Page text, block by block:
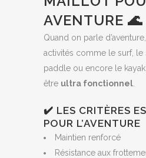
AVENTURE 🌊
Quand on parle
activités comme le surf, le
paddle ou encore le
être ultra fonctionnel
✔️ LES CRITÈRES
POUR L’AVENTURE
Maintien renforcé
Résistance aux